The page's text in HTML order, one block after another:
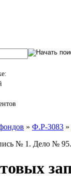
» Ф.Р-3083 »
№ 1. Дело № 95.